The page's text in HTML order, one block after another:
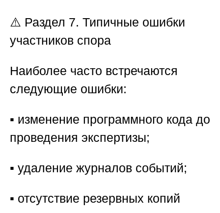
⚠️ Раздел 7. Типичные ошибки
участников спора
Наиболее часто встречаются
следующие ошибки:
▪️ изменение программного кода до
проведения экспертизы;
▪️ удаление журналов событий;
▪️ отсутствие резервных копий